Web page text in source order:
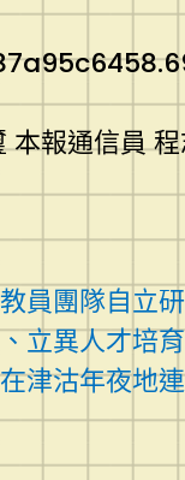
本報通信員
員團隊自立
立異人才培
津沽年夜地